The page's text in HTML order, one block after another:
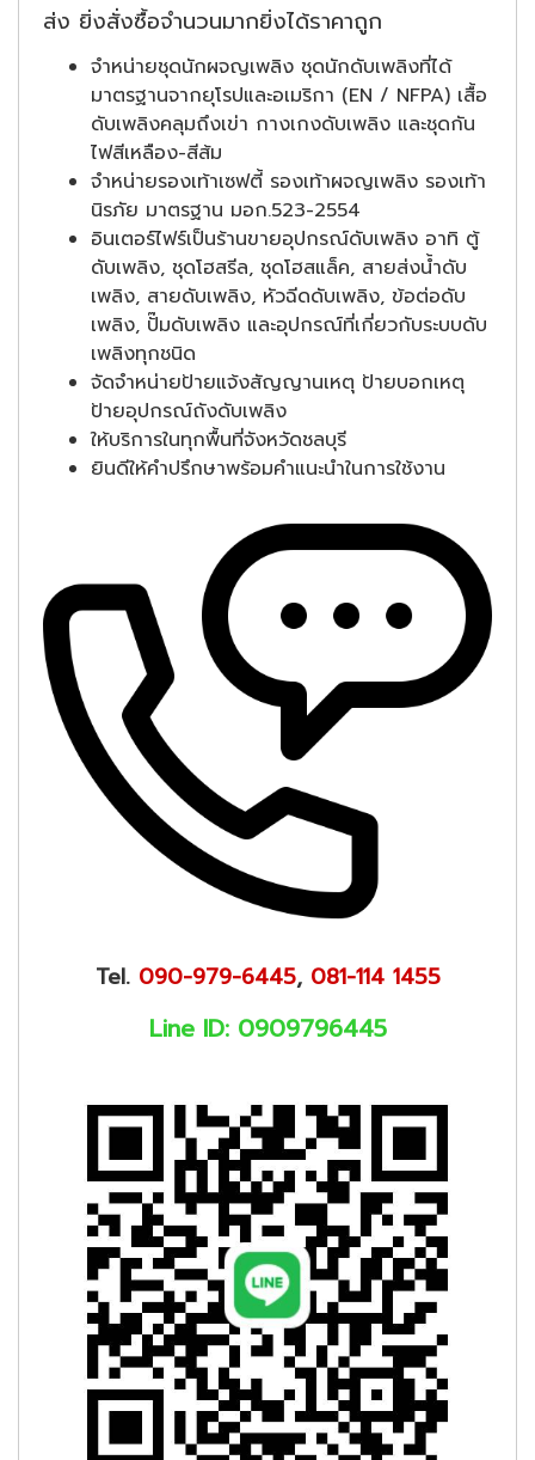
ส่ง ยิ่งสั่งซื้อจำนวนมากยิ่งได้ราคาถูก
จำหน่ายชุดนักผจญเพลิง ชุดนักดับเพลิงที่ได้
มาตรฐานจากยุโรปและอเมริกา (EN / NFPA) เสื้อ
ดับเพลิงคลุมถึงเข่า กางเกงดับเพลิง และชุดกัน
ไฟสีเหลือง-สีส้ม
จำหน่ายรองเท้าเซฟตี้ รองเท้าผจญเพลิง รองเท้า
นิรภัย มาตรฐาน มอก.523-2554
อินเตอร์ไฟร์เป็นร้านขายอุปกรณ์ดับเพลิง อาทิ ตู้
ดับเพลิง, ชุดโฮสรีล, ชุดโฮสแล็ค, สายส่งน้ำดับ
เพลิง, สายดับเพลิง, หัวฉีดดับเพลิง, ข้อต่อดับ
เพลิง, ปั๊มดับเพลิง และอุปกรณ์ที่เกี่ยวกับระบบดับ
เพลิงทุกชนิด
จัดจำหน่ายป้ายแจ้งสัญญานเหตุ ป้ายบอกเหตุ
ป้ายอุปกรณ์ถังดับเพลิง
ให้บริการในทุกพื้นที่จังหวัดชลบุรี
ยินดีให้คำปรึกษาพร้อมคำแนะนำในการใช้งาน
Tel. 090-979-6445, 081-114 1455
Line ID: 0909796445